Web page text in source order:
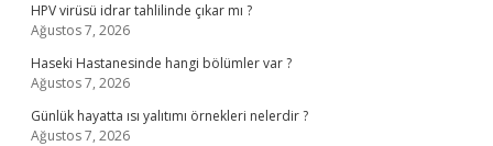
HPV virüsü idrar tahlilinde çıkar mı ?
Ağustos 7, 2026
Haseki Hastanesinde hangi bölümler var ?
Ağustos 7, 2026
Günlük hayatta ısı yalıtımı örnekleri nelerdir ?
Ağustos 7, 2026